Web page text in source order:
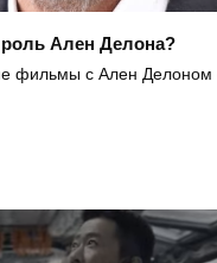
Ален Делона?
фильмы с Ален Делоном